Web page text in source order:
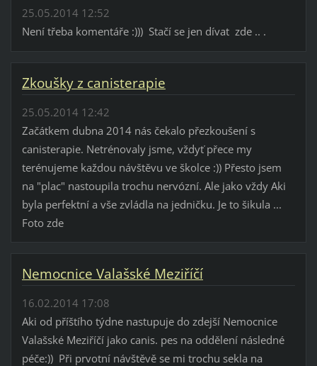
25.05.2014 12:52
Není třeba komentáře :))) Stačí se jen dívat zde .. .
Zkoušky z canisterapie
25.05.2014 12:42
Začátkem dubna 2014 nás čekalo přezkoušení s
canisterapie. Netrénovaly jsme, vždyť přece my
terénujeme každou návštěvu ve školce :)) Přesto jsem
na "plac" nastoupila trochu nervózní. Ale jako vždy Aki
byla perfektní a vše zvládla na jedničku. Je to šikula ...
Foto zde
Nemocnice Valašské Meziříčí
16.02.2014 17:08
Aki od příštího týdne nastupuje do zdejší Nemocnice
Valašské Meziříčí jako canis. pes na oddělení následné
péče:)) Při prvotní návštěvě se mi trochu sekla na